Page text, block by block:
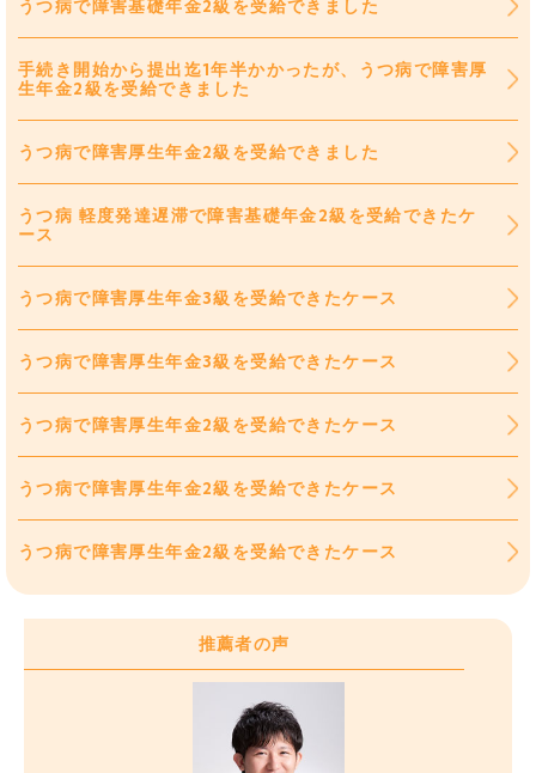
うつ病で障害基礎年金2級を受給できました
手続き開始から提出迄1年半かかったが、うつ病で障害厚
生年金2級を受給できました
うつ病で障害厚生年金2級を受給できました
うつ病 軽度発達遅滞で障害基礎年金2級を受給できたケ
ース
うつ病で障害厚生年金3級を受給できたケース
うつ病で障害厚生年金3級を受給できたケース
うつ病で障害厚生年金2級を受給できたケース
うつ病で障害厚生年金2級を受給できたケース
うつ病で障害厚生年金2級を受給できたケース
推薦者の声